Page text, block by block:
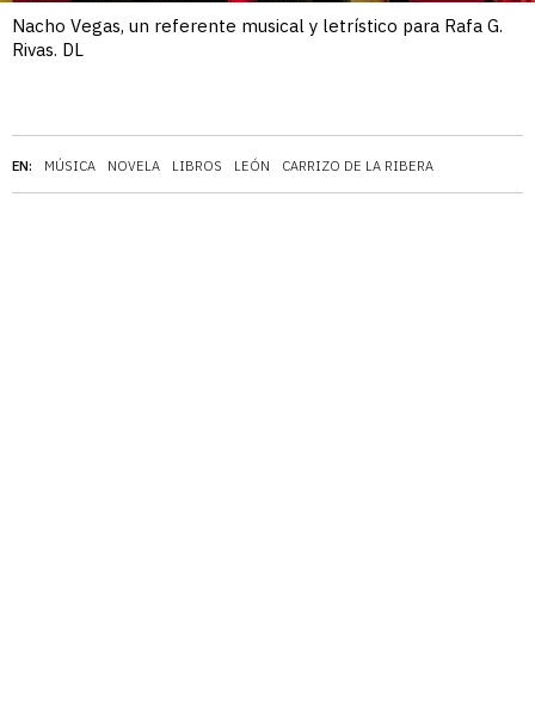
EN: MÚSICA NOVELA LIBROS LEÓN CARRIZO DE LA RIBERA
Nacho Vegas, un referente musical y letrístico para Rafa G.
Rivas. DL